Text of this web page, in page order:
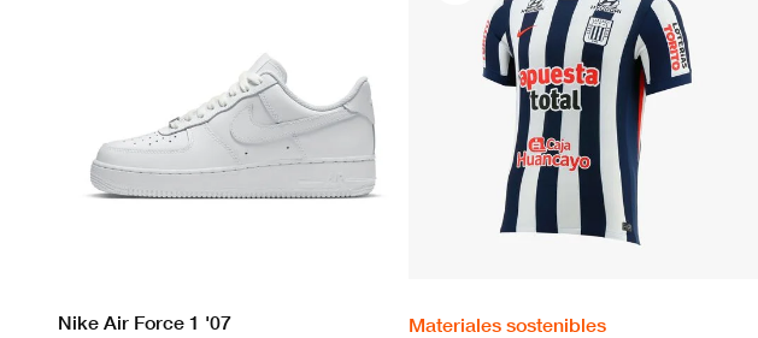
Nike Air Force 1 '07
Materiales sostenibles